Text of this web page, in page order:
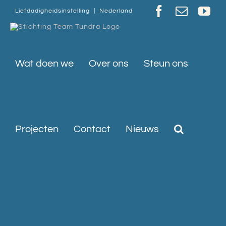
naarLiefdadigheidsinstelling | Nederland Facebook
E-
Wat doen we Over ons Steun ons
Projecten Contact Nieuws